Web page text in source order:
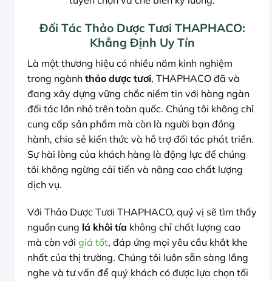
Đối Tác Thảo Dược Tươi THAPHACO:
Khẳng Định Uy Tín
Là một thương hiệu có nhiều năm kinh nghiệm
trong ngành thảo dược tươi, THAPHACO đã và
đang xây dựng vững chắc niềm tin với hàng ngàn
đối tác lớn nhỏ trên toàn quốc. Chúng tôi không chỉ
cung cấp sản phẩm mà còn là người bạn đồng
hành, chia sẻ kiến thức và hỗ trợ đối tác phát triển.
Sự hài lòng của khách hàng là động lực để chúng
tôi không ngừng cải tiến và nâng cao chất lượng
dịch vụ.
Với Thảo Dược Tươi THAPHACO, quý vị sẽ tìm thấy
nguồn cung lá khôi tía không chỉ chất lượng cao
mà còn với giá tốt, đáp ứng mọi yêu cầu khắt khe
nhất của thị trường. Chúng tôi luôn sẵn sàng lắng
nghe và tư vấn để quý khách có được lựa chọn tối